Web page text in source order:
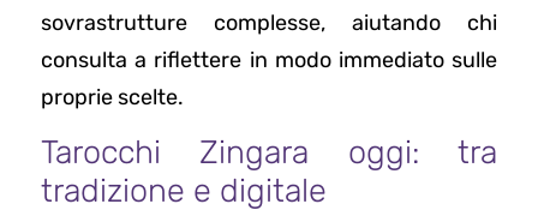
sovrastrutture complesse, aiutando chi
consulta a riflettere in modo immediato sulle
proprie scelte.
Tarocchi Zingara oggi: tra
tradizione e digitale